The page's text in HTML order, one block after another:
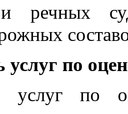
речных
услуг по
услуг по